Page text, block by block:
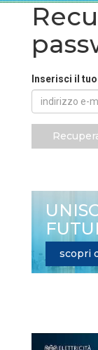
Inserisci il
scopri